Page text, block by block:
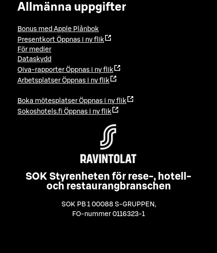
Allmänna uppgifter
Bonus med Apple Plånbok
Presentkort Öppnas i ny flik
För medier
Dataskydd
Oiva-rapporter Öppnas i ny flik
Arbetsplatser Öppnas i ny flik
Boka mötesplatser Öppnas i ny flik
Sokoshotels.fi Öppnas i ny flik
SOK Styrenheten för rese-, hotell-
och restaurangbranschen
SOK PB 1 00088 S-GRUPPEN ,
FO-nummer 0116323-1